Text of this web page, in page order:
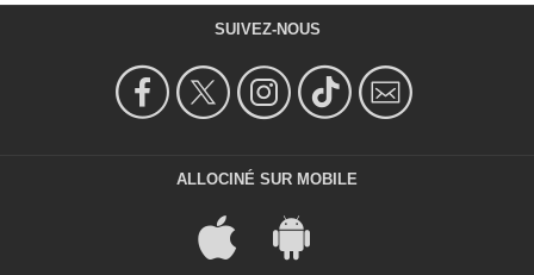
SUIVEZ-NOUS
ALLOCINÉ SUR MOBILE